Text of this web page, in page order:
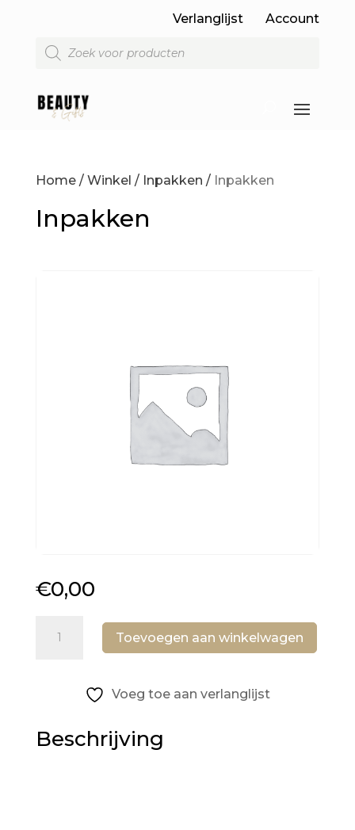
Verlanglijst
Account
Producten
zoeken
Home/ Winkel / Inpakken / Inpakken
Inpakken
€0,00
Toevoegen aan winkelwagen
Voeg toe aan verlanglijst
Beschrijving